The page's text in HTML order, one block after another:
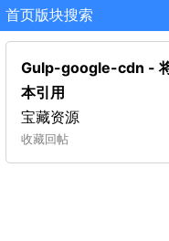
首页版块搜索
Gulp-google-cdn -
本引用
宝藏资源
收藏回帖